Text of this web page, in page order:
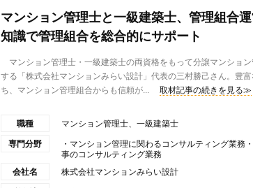
マンション管理士と一級建築士、管理組合
知識で管理組合を総合的にサポート
マンション管理士・一級建築士の両資格をもって分譲マンショ
する「株式会社マンションみらい設計」代表の三村勝己さん。豊
ち、マンション管理組合からも信頼が...
取材記事の続きを見る≫
職種 マンション管理士、一級建築士
専門分野
・マンション管理に関わるコンサルティング業務
事のコンサルティング業務
会社名
株式会社マンションみらい設計